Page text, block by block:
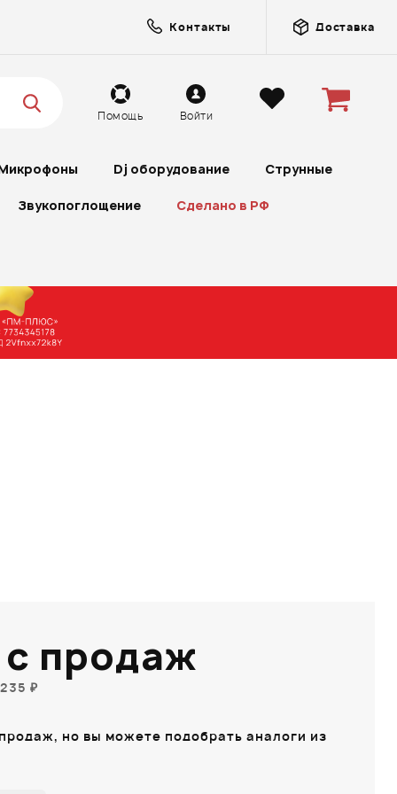
Контакты Доставка
Помощь Войти
Dj оборудование Струнные
Звукопоглощение Сделано в РФ
продаж
₽
но вы можете подобрать аналоги из